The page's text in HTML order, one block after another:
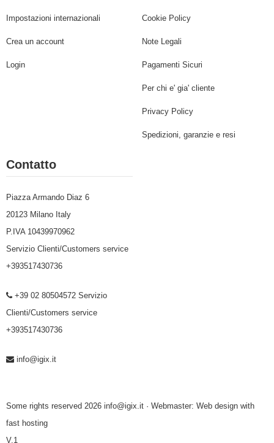
Impostazioni internazionali
Crea un account
Login
Cookie Policy
Note Legali
Pagamenti Sicuri
Per chi e' gia' cliente
Privacy Policy
Spedizioni, garanzie e resi
Contatto
Piazza Armando Diaz 6
20123 Milano Italy
P.IVA 10439970962
Servizio Clienti/Customers service
+393517430736
+39 02 80504572 Servizio
Clienti/Customers service
+393517430736
info@igix.it
Some rights reserved 2026 info@igix.it · Webmaster: Web design with
fast hosting
V.1